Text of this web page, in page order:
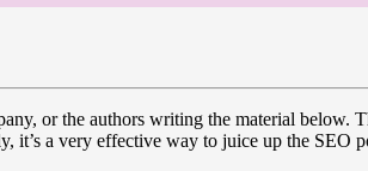
or the authors writing the material below.
it’s a very effective way to juice up the